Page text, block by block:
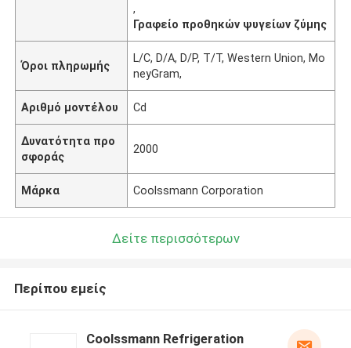
,
Γραφείο προθηκών ψυγείων ζύμης
Όροι πληρωμής
L/C, D/A, D/P, T/T, Western Union, Mo
neyGram,
Αριθμό μοντέλου Cd
Δυνατότητα προ
σφοράς
2000
Μάρκα Coolssmann Corporation
Δείτε περισσότερων
Περίπου εμείς
Coolssmann Refrigeration